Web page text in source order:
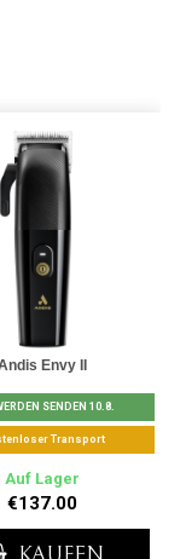
Envy II
SENDEN 10.8.
Transport
Auf Lager
€137.00